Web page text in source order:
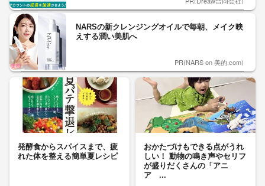
NARSの新クレンジングオイルで毎朝、メイク映
えする潤い美肌へ
PR(NARS on 美的.com)
発酵食からスパイスまで、疲
れた体を整える簡単夏レシピ
おかたづけもできる点がうれ
しい！ 動物の鳴き声やセリフ
が盛りだくさんの「アニ
ア ...